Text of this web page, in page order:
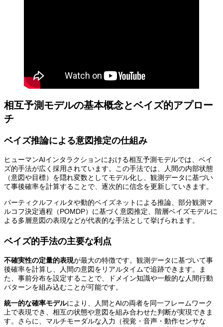
相互予測モデルの基本概念とベイズ的アプロー
チ
ベイズ推論による意図推定の仕組み
ヒューマンAIインタラクションにおける相互予測モデルでは、ベイ
ズ的手法が広く採用されています。この手法では、人間の内部状態
（意図や目標）を隠れ変数としてモデル化し、観測データに基づい
て事後確率を計算することで、逐次的に信念を更新していきます。
パーティクルフィルタや動的ベイズネットによる推論、部分観測マ
ルコフ決定過程（POMDP）に基づく意図推定、階層ベイズモデルに
よる多層意図の表現などが代表的な手法として挙げられます。
ベイズ的手法の主要な利点
不確実性の定量的表現が最大の特徴です。観測データに基づいて事
後確率を計算し、人間の意図をリアルタイムで追跡できます。ま
た、事前分布を設定することで、ドメイン知識や一般的な人間行動
パターンを組み込むことが可能です。
統一的な確率モデルにより、人間とAIの両者を同一フレームワーク
上で表現でき、相互の状態や意図を組み合わせた判断が実現できま
す。さらに、マルチモーダルな入力（視覚・音声・動作センサな